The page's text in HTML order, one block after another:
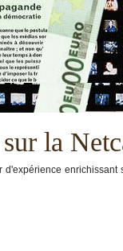
la
d'expérience